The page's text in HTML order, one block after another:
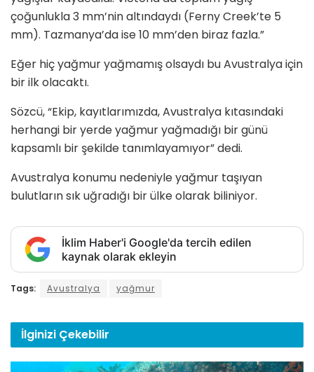
çoğunlukla 3 mm’nin altındaydı (Ferny Creek’te 5
mm). Tazmanya’da ise 10 mm’den biraz fazla.”
Eğer hiç yağmur yağmamış olsaydı bu Avustralya için
bir ilk olacaktı.
Sözcü, “Ekip, kayıtlarımızda, Avustralya kıtasındaki
herhangi bir yerde yağmur yağmadığı bir günü
kapsamlı bir şekilde tanımlayamıyor” dedi.
Avustralya konumu nedeniyle yağmur taşıyan
bulutların sık uğradığı bir ülke olarak biliniyor.
İklim Haber'i Google'da tercih edilen
kaynak olarak ekleyin
Tags: Avustralya yağmur
İlginizi Çekebilir